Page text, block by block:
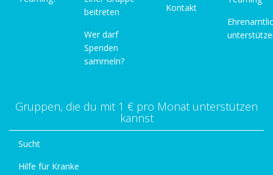
beitreten
Wer darf
Spenden
sammeln?
Kontakt
Gruppen, die du mit 1 € pro Monat unterstützen
kannst
Sucht
Hilfe für Kranke